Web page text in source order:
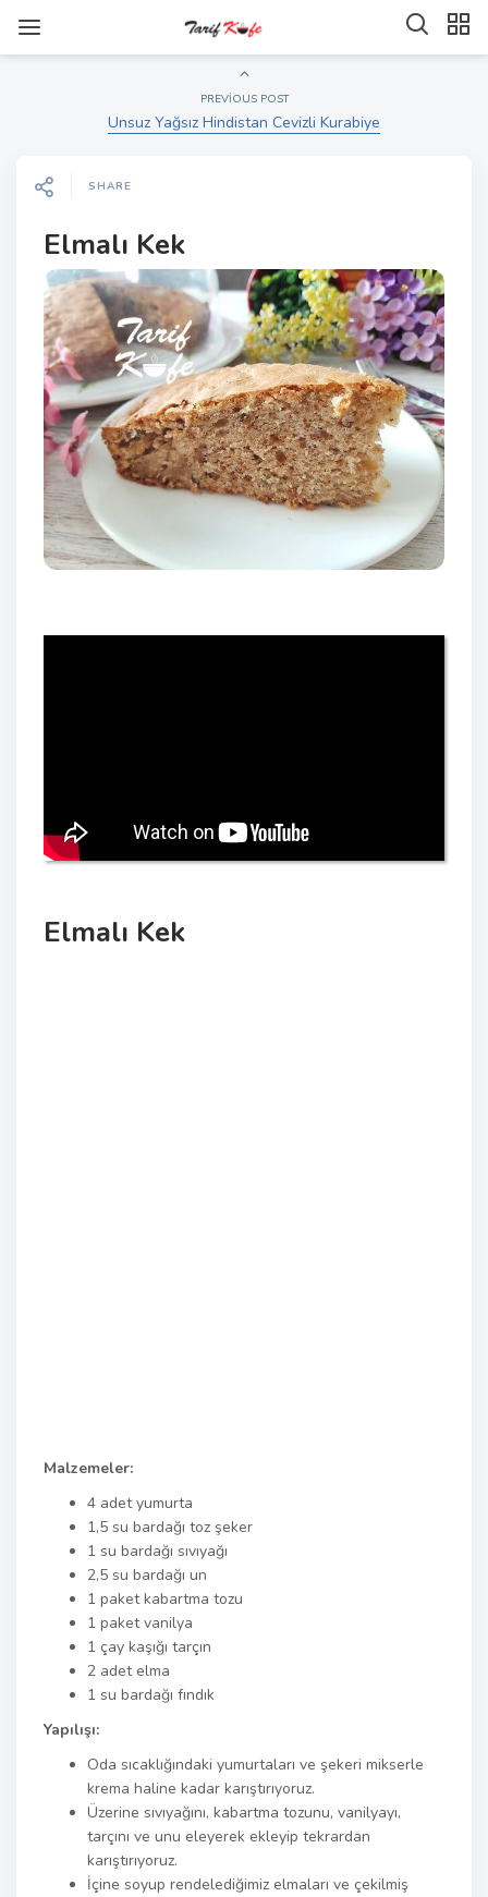
PREVIOUS POST
Unsuz Yağsız Hindistan Cevizli Kurabiye
SHARE
Elmalı Kek
Elmalı Kek
Malzemeler:
4 adet yumurta
1,5 su bardağı toz şeker
1 su bardağı sıvıyağı
2,5 su bardağı un
1 paket kabartma tozu
1 paket vanilya
1 çay kaşığı tarçın
2 adet elma
1 su bardağı fındık
Yapılışı:
Oda sıcaklığındaki yumurtaları ve şekeri mikserle
krema haline kadar karıştırıyoruz.
Üzerine sıvıyağını, kabartma tozunu, vanilyayı,
tarçını ve unu eleyerek ekleyip tekrardan
karıştırıyoruz.
İçine soyup rendelediğimiz elmaları ve çekilmiş